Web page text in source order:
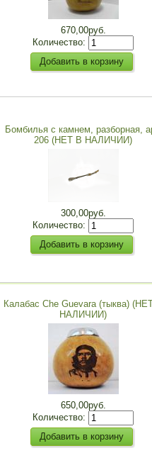
670,00руб.
Количество:
Бомбилья с камнем, разборная,
206 (НЕТ В НАЛИЧИИ)
300,00руб.
Количество:
Калабас Che Guevara (тыква)
НАЛИЧИИ)
650,00руб.
Количество: